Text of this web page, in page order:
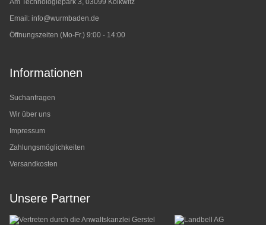
Email: info@wurmbaden.de
Öffnungszeiten (Mo-Fr.) 9:00 - 14:00
Informationen
Suchanfragen
Wir über uns
Impressum
Zahlungsmöglichkeiten
Versandkosten
Unsere Partner